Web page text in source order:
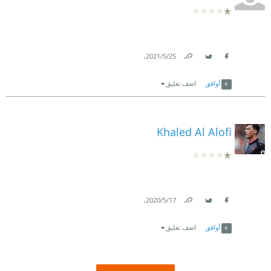
25‏/5‏/2021
.
أوافق اضف تعليق
Khaled Al Alofi
17‏/5‏/2020
.
أوافق اضف تعليق